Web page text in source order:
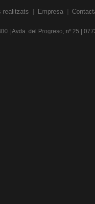
realitzats Empresa
| Avda. del Progreso, nº 25 |